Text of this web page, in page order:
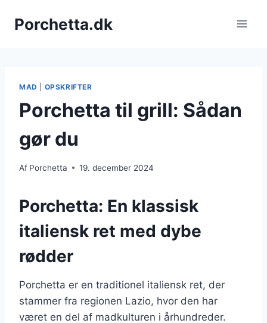
Porchetta.dk
MAD OPSKRIFTER
Porchetta til grill: Sådan
gør du
Af Porchetta 19. december 2024
Porchetta: En klassisk
italiensk ret med dybe
rødder
Porchetta er en traditionel italiensk ret, der
stammer fra regionen Lazio, hvor den har
været en del af madkulturen i århundreder.